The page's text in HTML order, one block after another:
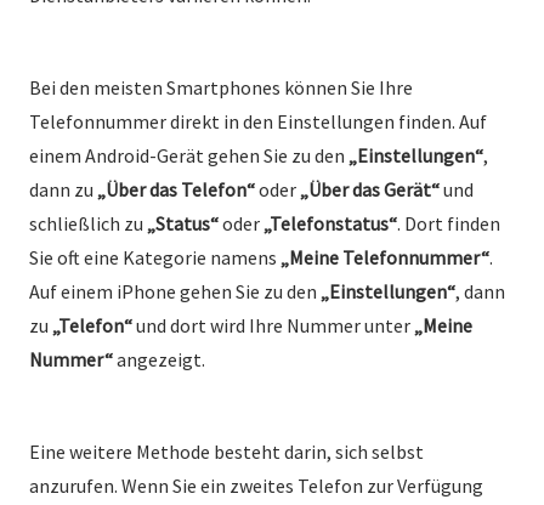
Bei den meisten Smartphones können Sie Ihre
Telefonnummer direkt in den Einstellungen finden. Auf
einem Android-Gerät gehen Sie zu den „Einstellungen“,
dann zu „Über das Telefon“oder „Über das Gerät“und
schließlich zu „Status“oder „Telefonstatus“. Dort finden
Sie oft eine Kategorie namens „Meine Telefonnummer“.
Auf einem iPhone gehen Sie zu den „Einstellungen“, dann
zu „Telefon“und dort wird Ihre Nummer unter „Meine
Nummer“angezeigt.
Eine weitere Methode besteht darin, sich selbst
anzurufen. Wenn Sie ein zweites Telefon zur Verfügung